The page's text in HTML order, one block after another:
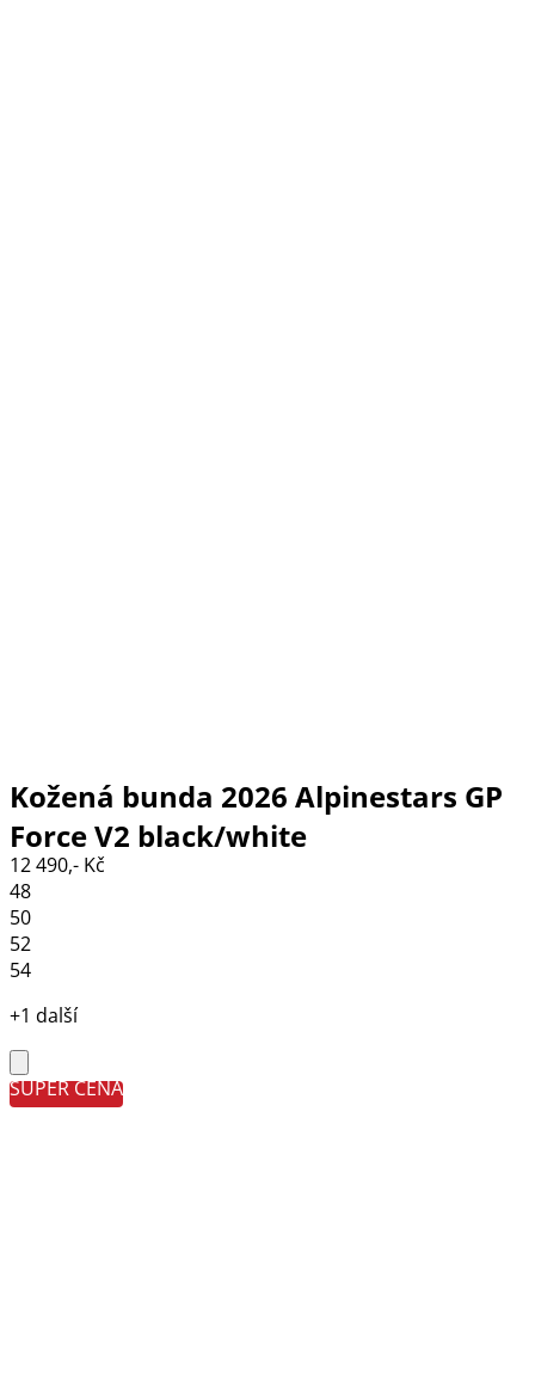
Kožená bunda 2026 Alpinestars GP
Force V2 black/white
12 490,- Kč
48
50
52
54
+1 další
SUPER CENA